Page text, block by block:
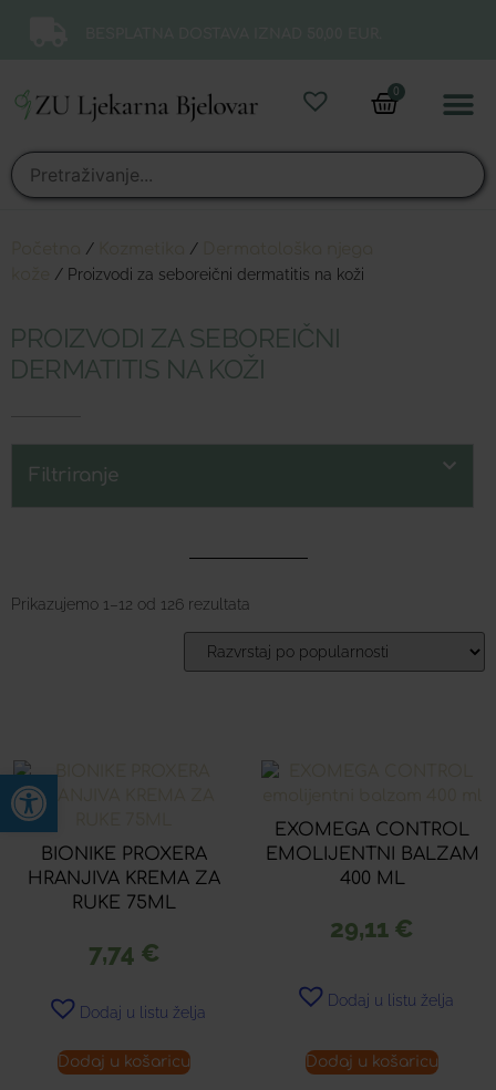
0
/ /
/ Proizvodi za seboreični dermatitis na koži
PROIZVODI ZA SEBOREIČNI
DERMATITIS NA KOŽI
Filtriranje
Prikazujemo 1–12 od 126 rezultata
BIONIKE PROXERA
HRANJIVA KREMA ZA
RUKE 75ML
7,74 €
Dodaj u listu želja
Dodaj u košaricu
EXOMEGA CONTROL
EMOLIJENTNI BALZAM
400 ML
29,11 €
Dodaj u listu želja
Dodaj u košaricu
Open toolbar